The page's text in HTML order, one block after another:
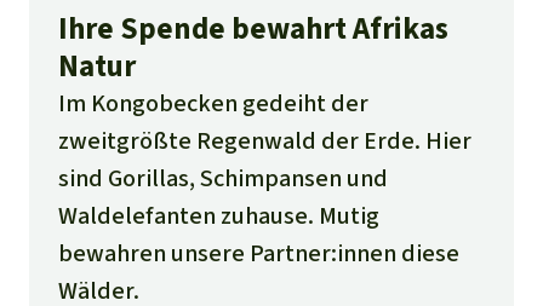
Ihre Spende bewahrt Afrikas
Natur
Im Kongobecken gedeiht der
zweitgrößte Regenwald der Erde. Hier
sind Gorillas, Schimpansen und
Waldelefanten zuhause. Mutig
bewahren unsere Partner:innen diese
Wälder.